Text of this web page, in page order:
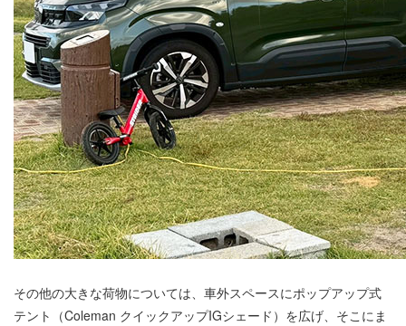
その他の大きな荷物については、車外スペースにポップアップ式
テント（Coleman クイックアップIGシェード）を広げ、そこにま